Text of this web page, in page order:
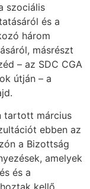
szociális
és a
három
másrészt
– az SDC CGA
útján – a
tartott március
ebben az
a Bizottság
amelyek
és a